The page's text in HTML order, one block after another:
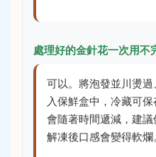
處理好的金針花一次用不
可以。將泡發並川燙
入保鮮盒中，冷藏可
會隨著時間遞減，建議
解凍後口感會變得軟爛。